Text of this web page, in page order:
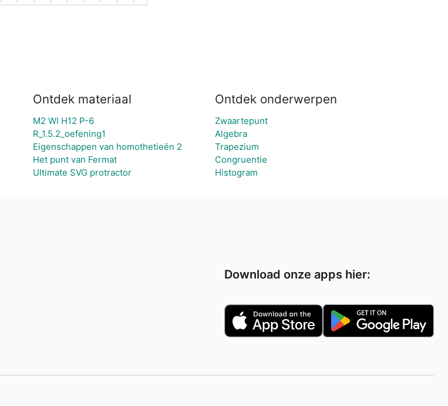
Ontdek materiaal
M2 WI H12 P-6
R_1.5.2_oefening1
Eigenschappen van homothetieën 2
Het punt van Fermat
Ultimate SVG protractor
Ontdek onderwerpen
Zwaartepunt
Algebra
Trapezium
Congruentie
Histogram
Download onze apps hier: